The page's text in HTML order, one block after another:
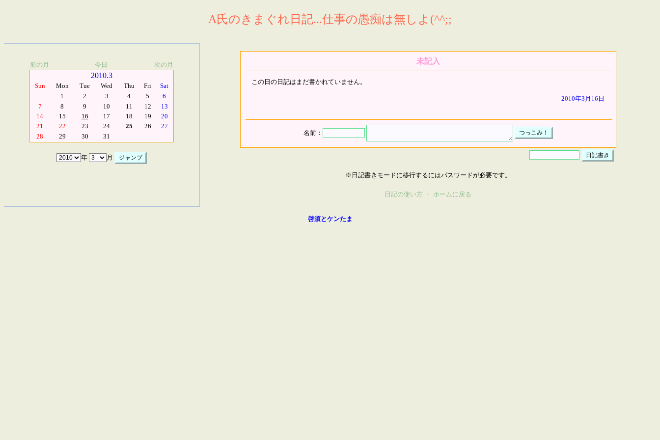
A氏のきまぐれ日記...仕事の愚痴は無しよ(^^;;
前の月 今日 次の月
2010.3
Sun Mon Tue Wed Thu Fri
Sat
1
2 3 4 5
6
7
8 9 10 11 12
13
14
15 16 17 18 19
20
21
22 23 24 25 26
27
28
29 30 31
年 月
未記入
この日の日記はまだ書かれていません。
2010年3月16日
名前：
※日記書きモードに移行するにはパスワードが必要です。
日記の使い方 ・ ホームに戻る
啓須とケンたま